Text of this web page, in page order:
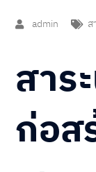
admin ส
สาร
ก่อส